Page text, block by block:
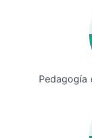
Pedagogía